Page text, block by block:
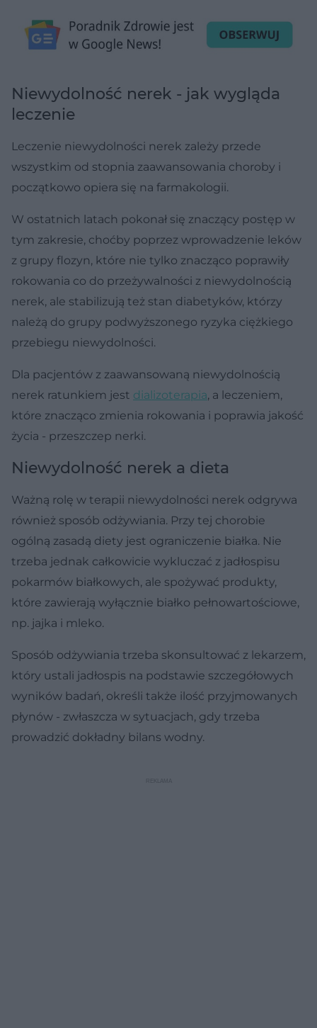
Niewydolność nerek - jak wygląda
leczenie
Leczenie niewydolności nerek zależy przede
wszystkim od stopnia zaawansowania choroby i
początkowo opiera się na farmakologii.
W ostatnich latach pokonał się znaczący postęp w
tym zakresie, choćby poprzez wprowadzenie leków
z grupy flozyn, które nie tylko znacząco poprawiły
rokowania co do przeżywalności z niewydolnością
nerek, ale stabilizują też stan diabetyków, którzy
należą do grupy podwyższonego ryzyka ciężkiego
przebiegu niewydolności.
Dla pacjentów z zaawansowaną niewydolnością
nerek ratunkiem jest dializoterapia, a leczeniem,
które znacząco zmienia rokowania i poprawia jakość
życia - przeszczep nerki.
Niewydolność nerek a dieta
Ważną rolę w terapii niewydolności nerek odgrywa
również sposób odżywiania. Przy tej chorobie
ogólną zasadą diety jest ograniczenie białka. Nie
trzeba jednak całkowicie wykluczać z jadłospisu
pokarmów białkowych, ale spożywać produkty,
które zawierają wyłącznie białko pełnowartościowe,
np. jajka i mleko.
Sposób odżywiania trzeba skonsultować z lekarzem,
który ustali jadłospis na podstawie szczegółowych
wyników badań, określi także ilość przyjmowanych
płynów - zwłaszcza w sytuacjach, gdy trzeba
prowadzić dokładny bilans wodny.